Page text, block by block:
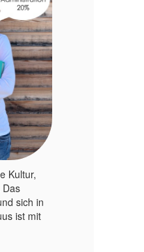
Kultur,
Das
sich in
ist mit